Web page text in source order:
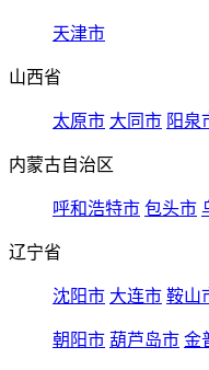
天津市
山西省
太原市 大同市 阳泉
内蒙古自治区
呼和浩特市 包头市
辽宁省
沈阳市 大连市 鞍山
朝阳市 葫芦岛市 金